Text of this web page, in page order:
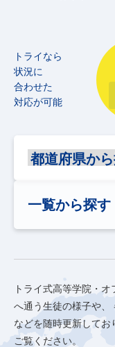
トライなら
状況に
合わせた
対応が可能
一覧から探す
トライ式高等学院・
へ通う生徒の様子や、
などを随時更新してお
ご覧ください。